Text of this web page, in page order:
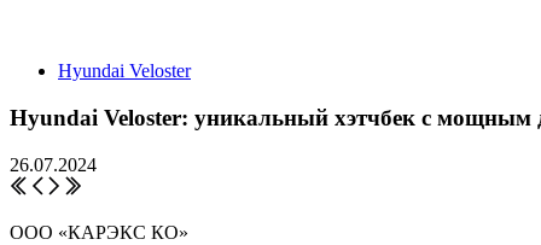
Hyundai Veloster
Hyundai Veloster: уникальный хэтчбек с мощным
26.07.2024
ООО «КАРЭКС КО»